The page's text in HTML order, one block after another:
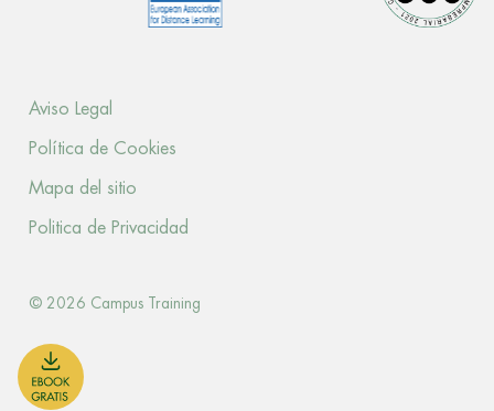
Aviso Legal
Política de Cookies
Mapa del sitio
Politica de Privacidad
© 2026 Campus Training